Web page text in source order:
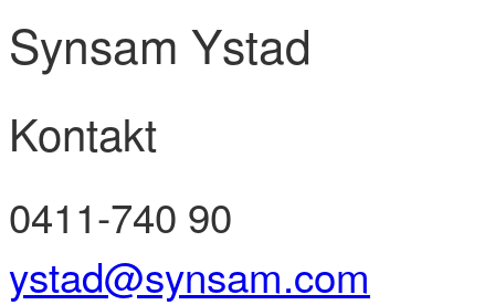
Synsam Ystad
Kontakt
0411-740 90
ystad@synsam.com